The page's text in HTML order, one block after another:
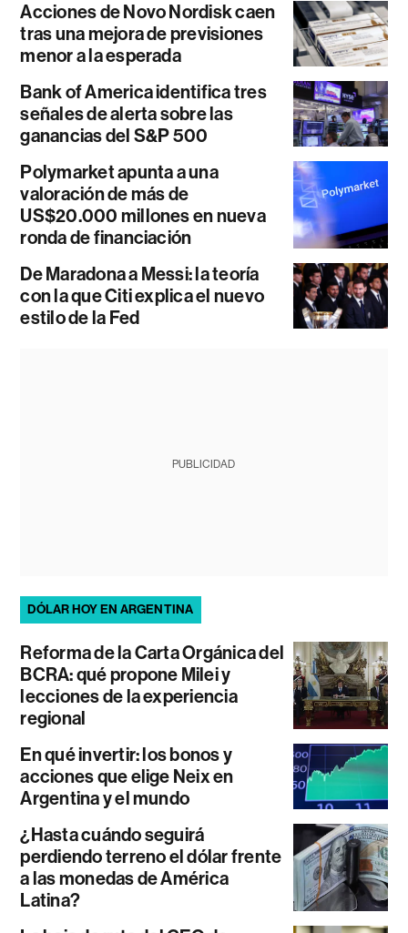
Acciones de Novo Nordisk caen
tras una mejora de previsiones
menor a la esperada
Bank of America identifica tres
señales de alerta sobre las
ganancias del S&P 500
Polymarket apunta a una
valoración de más de
US$20.000 millones en nueva
ronda de financiación
De Maradona a Messi: la teoría
con la que Citi explica el nuevo
estilo de la Fed
PUBLICIDAD
DÓLAR HOY EN ARGENTINA
Reforma de la Carta Orgánica del
BCRA: qué propone Milei y
lecciones de la experiencia
regional
En qué invertir: los bonos y
acciones que elige Neix en
Argentina y el mundo
¿Hasta cuándo seguirá
perdiendo terreno el dólar frente
a las monedas de América
Latina?